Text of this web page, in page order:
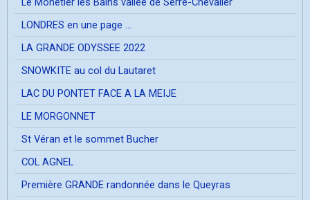
LONDRES en une page ...
LA GRANDE ODYSSEE 2022
SNOWKITE au col du Lautaret
LAC DU PONTET FACE A LA MEIJE
LE MORGONNET
St Véran et le sommet Bucher
COL AGNEL
Première GRANDE randonnée dans le Queyras